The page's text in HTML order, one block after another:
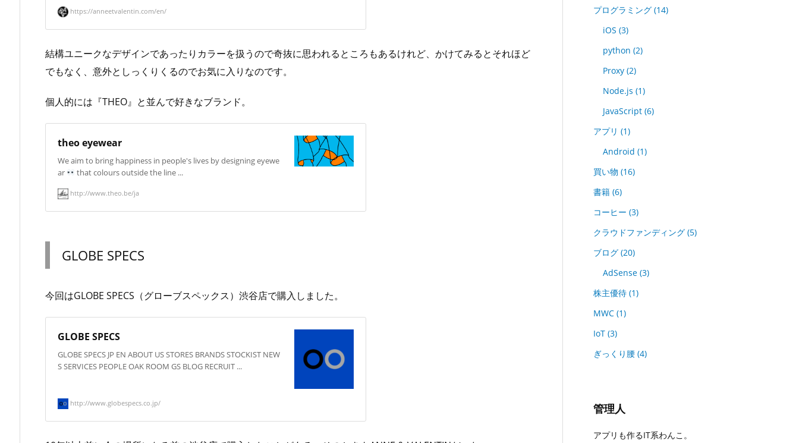
https://anneetvalentin.com/en/
結構ユニークなデザインであったりカラーを扱うので奇抜に思われるところもあるけれど、かけてみるとそれほど
でもなく、意外としっくりくるのでお気に入りなのです。
個人的には『THEO』と並んで好きなブランド。
theo eyewear
We aim to bring happiness in people's lives by designing eyewe
ar
that colours outside the line ...
http://www.theo.be/ja
GLOBE SPECS
今回はGLOBE SPECS（グローブスペックス）渋谷店で購入しました。
GLOBE SPECS
GLOBE SPECS JP EN ABOUT US STORES BRANDS STOCKIST NEW
S SERVICES PEOPLE OAK ROOM GS BLOG RECRUIT ...
http://www.globespecs.co.jp/
プログラミング (14)
iOS (3)
python (2)
Proxy (2)
Node.js (1)
JavaScript (6)
アプリ (1)
Android (1)
買い物 (16)
書籍 (6)
コーヒー (3)
クラウドファンディング (5)
ブログ (20)
AdSense (3)
株主優待 (1)
MWC (1)
IoT (3)
ぎっくり腰 (4)
管理人
アプリも作るIT系わんこ。